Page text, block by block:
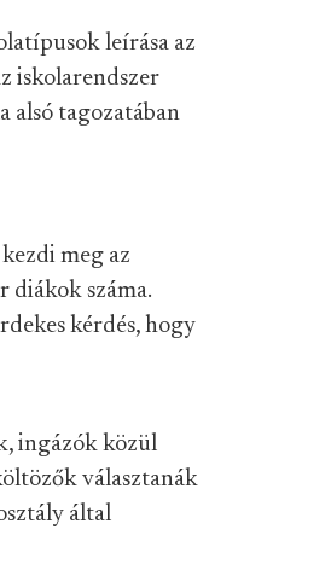
leírása az
iskolarendszer
alsó tagozatában
meg az
diákok száma.
kérdés, hogy
ingázók közül
választanák
által